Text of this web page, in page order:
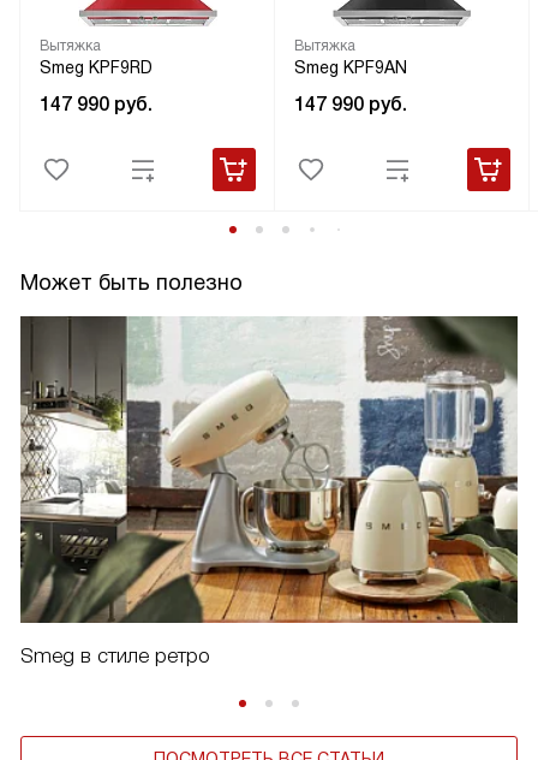
Вытяжка
Smeg KPF9RD
147 990 руб.
Вытяжка
Smeg KPF9AN
147 990 руб.
Может быть полезно
Smeg в стиле ретро